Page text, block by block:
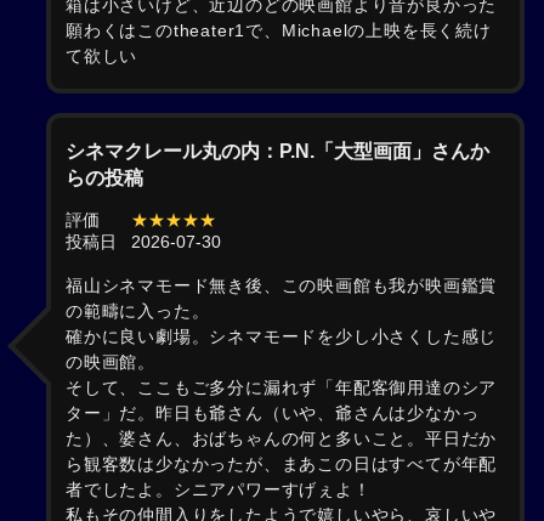
箱は小さいけど、近辺のどの映画館より音が良かった
願わくはこのtheater1で、Michaelの上映を長く続け
て欲しい
シネマクレール丸の内：P.N.「大型画面」さんか
らの投稿
評価
★★★★★
投稿日
2026-07-30
福山シネマモード無き後、この映画館も我が映画鑑賞
の範疇に入った。
確かに良い劇場。シネマモードを少し小さくした感じ
の映画館。
そして、ここもご多分に漏れず「年配客御用達のシア
ター」だ。昨日も爺さん（いや、爺さんは少なかっ
た）、婆さん、おばちゃんの何と多いこと。平日だか
ら観客数は少なかったが、まあこの日はすべてが年配
者でしたよ。シニアパワーすげぇよ！
私もその仲間入りをしたようで嬉しいやら、哀しいや